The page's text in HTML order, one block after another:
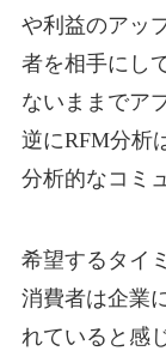
や利益のアッ
者を相手にし
ないままでア
逆にRFM分析
分析的なコミ
希望するタイ
消費者は企業
れていると感